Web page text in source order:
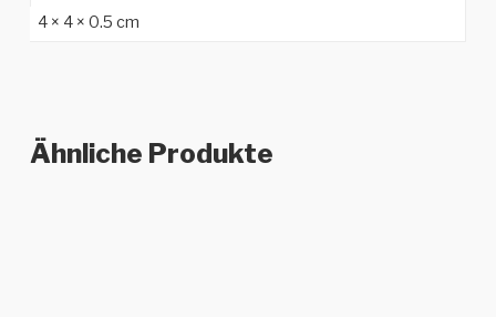
4 × 4 × 0.5 cm
Ähnliche Produkte